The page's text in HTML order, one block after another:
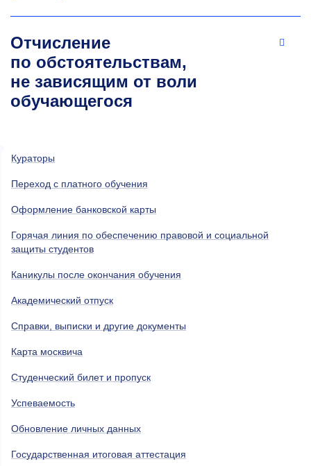
Отчисление
по обстоятельствам,
не зависящим от воли
обучающегося
Кураторы
Переход с платного обучения
Оформление банковской карты
Горячая линия по обеспечению правовой и социальной
защиты студентов
Каникулы после окончания обучения
Академический отпуск
Справки, выписки и другие документы
Карта москвича
Студенческий билет и пропуск
Успеваемость
Обновление личных данных
Государственная итоговая аттестация